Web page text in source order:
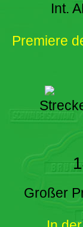
Int.
Premiere
Großer